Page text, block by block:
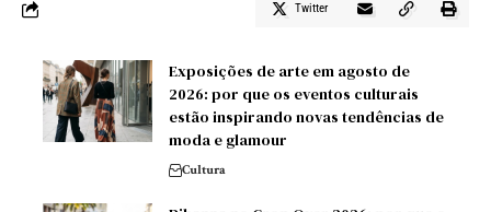
Twitter
Exposições de arte em agosto de
2026: por que os eventos culturais
estão inspirando novas tendências de
moda e glamour
Cultura